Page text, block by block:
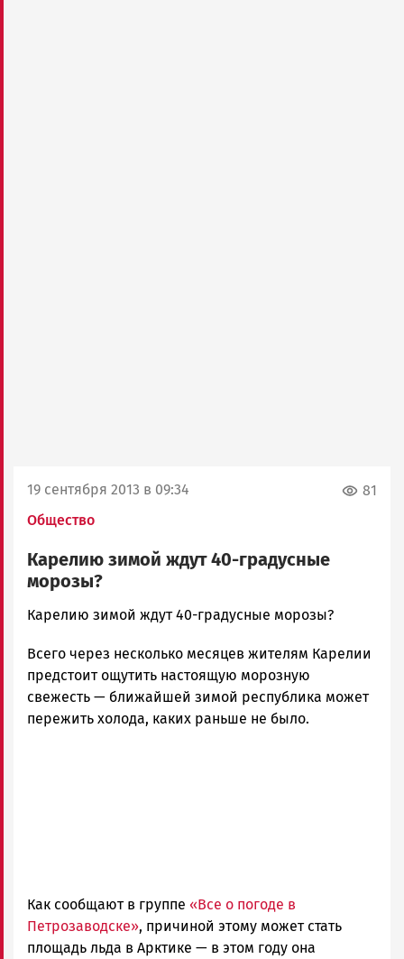
19 сентября 2013 в 09:34
Общество
81
Карелию зимой ждут 40-градусные
морозы?
admintimur
Петрозаводска
и
Карелии
|
Карелию зимой ждут 40-градусные морозы?
Всего через несколько месяцев жителям Карелии
предстоит ощутить настоящую морозную
свежесть — ближайшей зимой республика может
пережить холода, каких раньше не было.
Как сообщают в группе «Все о погоде в
Петрозаводске», причиной этому может стать
площадь льда в Арктике — в этом году она